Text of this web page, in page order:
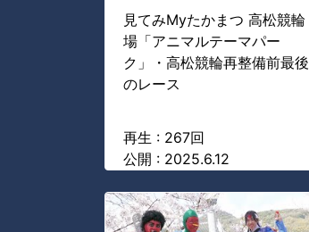
見てみMyたかまつ 高松競輪
場「アニマルテーマパー
ク」・高松競輪再整備前最後
のレース
再生 : 267回
公開 : 2025.6.12